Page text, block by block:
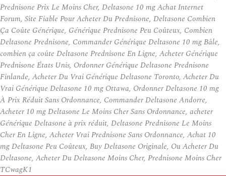
Prednisone Prix Le Moins Cher, Deltasone 10 mg Achat Internet
Forum, Site Fiable Pour Acheter Du Prednisone, Deltasone Combien
Ça Coûte Générique, Générique Prednisone Peu Coûteux, Combien
Deltasone Prednisone, Commander Générique Deltasone 10 mg Bâle,
combien ça coûte Deltasone Prednisone En Ligne, Acheter Générique
Prednisone États Unis, Ordonner Générique Deltasone Prednisone
Finlande, Acheter Du Vrai Générique Deltasone Toronto, Acheter Du
Vrai Générique Deltasone 10 mg Ottawa, Ordonner Deltasone 10 mg
À Prix Réduit Sans Ordonnance, Commander Deltasone Andorre,
Acheter 10 mg Deltasone Le Moins Cher Sans Ordonnance, acheter
Générique Deltasone à prix réduit, Deltasone Prednisone Le Moins
Cher En Ligne, Acheter Vrai Prednisone Sans Ordonnance, Achat 10
mg Deltasone Peu Coûteux, Buy Deltasone Originale, Ou Acheter Du
Deltasone, Acheter Du Deltasone Moins Cher, Prednisone Moins Cher
TCwagK1